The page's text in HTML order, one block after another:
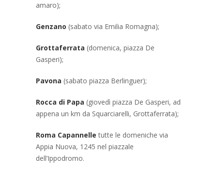
amaro);
Genzano (sabato via Emilia Romagna);
Grottaferrata (domenica, piazza De
Gasperi);
Pavona (sabato piazza Berlinguer);
Rocca di Papa (giovedì piazza De Gasperi, ad
appena un km da Squarciarelli, Grottaferrata);
Roma Capannelle tutte le domeniche via
Appia Nuova, 1245 nel piazzale
dell’Ippodromo.